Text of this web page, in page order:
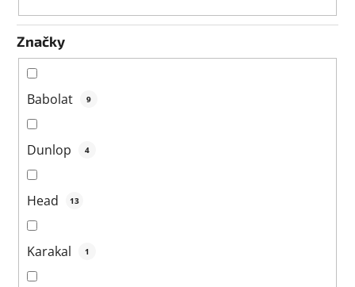
Značky
Babolat 9
Dunlop 4
Head 13
Karakal 1